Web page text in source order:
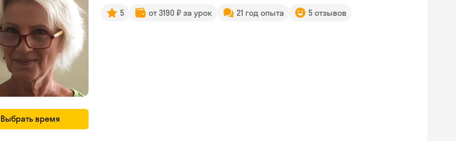
Выбрать время
5 от 3190 ₽ за урок 21 год опыта 5 отзывов